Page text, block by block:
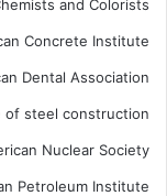
and Colorists
Concrete Institute
Dental Association
of steel construction
Nuclear Society
Petroleum Institute